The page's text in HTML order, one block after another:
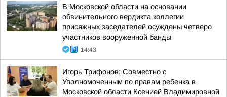
В Московской области на основании
обвинительного вердикта коллегии
присяжных заседателей осуждены четверо
участников вооруженной банды
14:43
Игорь Трифонов: Совместно с
Уполномоченным по правам ребенка в
Московской области Ксенией Владимировной